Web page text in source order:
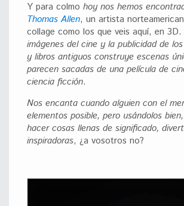
Y para colmo hoy nos hemos
Thomas Allen, un artista
collage como los que veis aquí, en 3D.
imágenes del cine y la publicidad de
y libros antiguos construye escenas
parecen sacadas de una película de
ciencia ficción.
Nos encanta cuando alguien con el
elementos posible, pero usándolos
hacer cosas llenas de significado,
inspiradoras, ¿a vosotros no?